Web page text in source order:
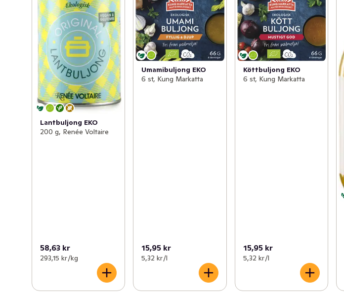
Lantbuljong EKO
200 g, Renée Voltaire
58,63 kr
293,15 kr /kg
Umamibuljong EKO
6 st, Kung Markatta
15,95 kr
5,32 kr /l
Köttbuljong EKO
6 st, Kung Markatta
15,95 kr
5,32 kr /l